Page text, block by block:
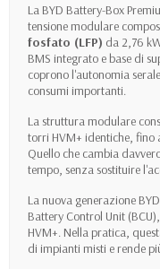
La BYD Battery-Box
tensione modulare
fosfato (LFP) da 2,76
BMS integrato e base di
coprono l'autonomia
consumi importanti.
La struttura modulare
torri HVM+ identiche, fino
Quello che cambia
tempo, senza sostituire
La nuova generazione
Battery Control Unit
HVM+. Nella pratica,
di impianti misti e rende